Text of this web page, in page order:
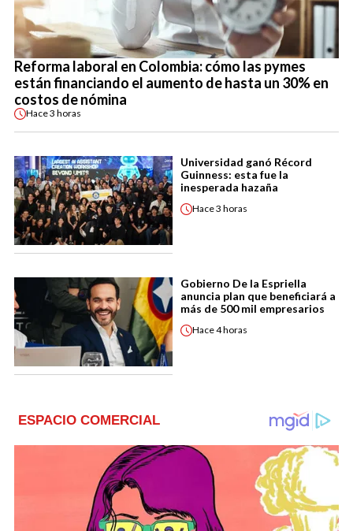
Reforma laboral en Colombia: cómo las pymes
están financiando el aumento de hasta un 30% en
costos de nómina
Hace3 horas
Universidad ganó Récord
Guinness: esta fue la
inesperada hazaña
Hace3 horas
Gobierno De la Espriella
anuncia plan que beneficiará a
más de 500 mil empresarios
Hace4 horas